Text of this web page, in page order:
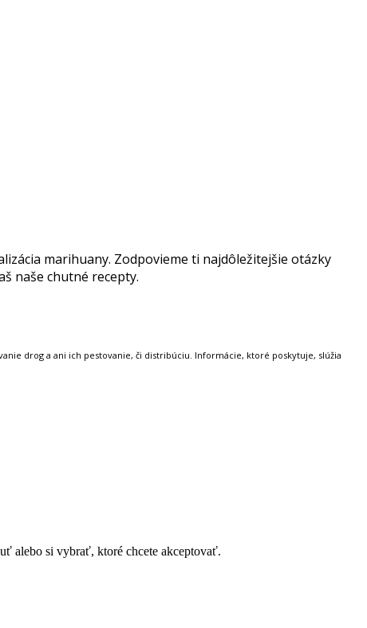
marihuany. Zodpovieme ti najdôležitejšie otázky
naše chutné recepty.
drog a ani ich pestovanie, či distribúciu. Informácie, ktoré poskytuje, slúžia
alebo si vybrať, ktoré chcete akceptovať.